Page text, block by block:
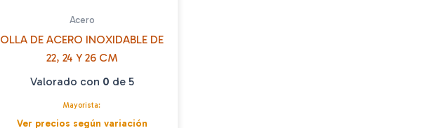
Acero
OLLA DE ACERO INOXIDABLE DE
22, 24 Y 26 CM
Valorado con 0 de 5
Mayorista:
Ver precios según variación